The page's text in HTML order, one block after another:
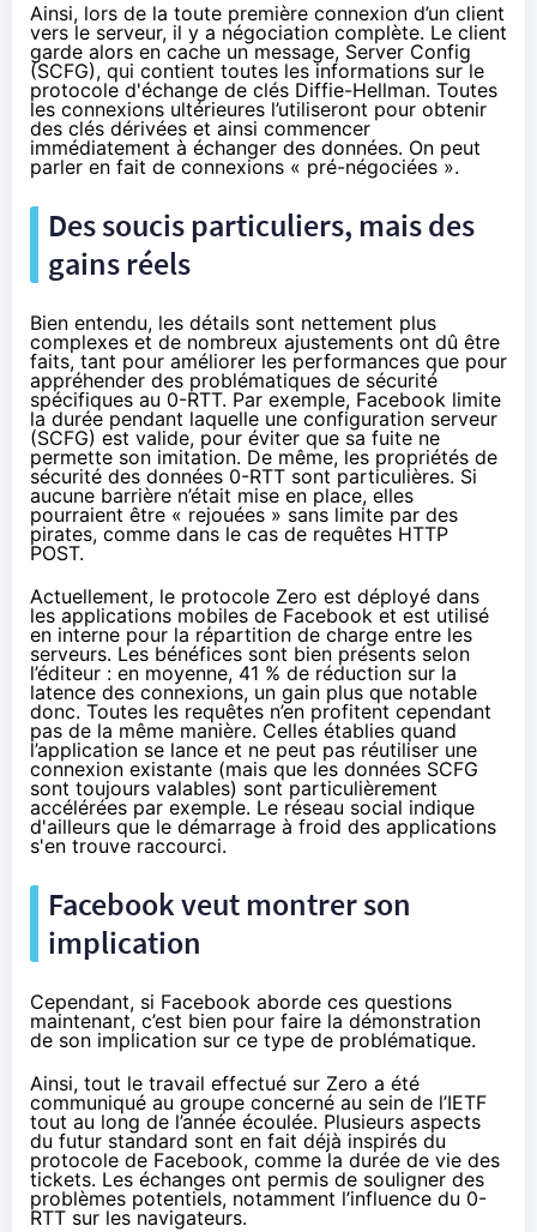
Ainsi, lors de la toute première connexion d’un client
vers le serveur, il y a négociation complète. Le client
garde alors en cache un message, Server Config
(SCFG), qui contient toutes les informations sur le
protocole d'échange de clés Diffie-Hellman. Toutes
les connexions ultérieures l’utiliseront pour obtenir
des clés dérivées et ainsi commencer
immédiatement à échanger des données. On peut
parler en fait de connexions « pré-négociées ».
Des soucis particuliers, mais des
gains réels
Bien entendu, les détails sont nettement plus
complexes et de nombreux ajustements ont dû être
faits, tant pour améliorer les performances que pour
appréhender des problématiques de sécurité
spécifiques au 0-RTT. Par exemple, Facebook limite
la durée pendant laquelle une configuration serveur
(SCFG) est valide, pour éviter que sa fuite ne
permette son imitation. De même, les propriétés de
sécurité des données 0-RTT sont particulières. Si
aucune barrière n’était mise en place, elles
pourraient être « rejouées » sans limite par des
pirates, comme dans le cas de requêtes HTTP
POST.
Actuellement, le protocole Zero est déployé dans
les applications mobiles de Facebook et est utilisé
en interne pour la répartition de charge entre les
serveurs. Les bénéfices sont bien présents selon
l’éditeur : en moyenne, 41 % de réduction sur la
latence des connexions, un gain plus que notable
donc. Toutes les requêtes n’en profitent cependant
pas de la même manière. Celles établies quand
l’application se lance et ne peut pas réutiliser une
connexion existante (mais que les données SCFG
sont toujours valables) sont particulièrement
accélérées par exemple. Le réseau social indique
d'ailleurs que le démarrage à froid des applications
s'en trouve raccourci.
Facebook veut montrer son
implication
Cependant, si Facebook aborde ces questions
maintenant, c’est bien pour faire la démonstration
de son implication sur ce type de problématique.
Ainsi, tout le travail effectué sur Zero a été
communiqué au groupe concerné au sein de l’IETF
tout au long de l’année écoulée. Plusieurs aspects
du futur standard sont en fait déjà inspirés du
protocole de Facebook, comme la durée de vie des
tickets. Les échanges ont permis de souligner des
problèmes potentiels, notamment l’influence du 0-
RTT sur les navigateurs.